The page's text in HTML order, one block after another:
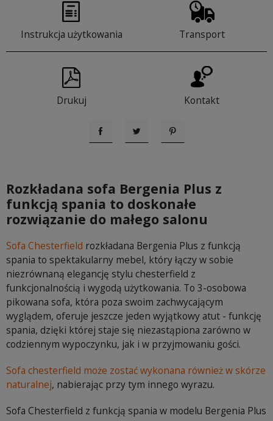
Instrukcja użytkowania Transport
Drukuj Kontakt
UdostępnijTweetujPinterest
Rozkładana sofa Bergenia Plus z
funkcją spania to doskonałe
rozwiązanie do małego salonu
Sofa Chesterfield rozkładana Bergenia Plus z funkcją
spania to spektakularny mebel, który łączy w sobie
niezrównaną elegancję stylu chesterfield z
funkcjonalnością i wygodą użytkowania. To 3-osobowa
pikowana sofa, która poza swoim zachwycającym
wyglądem, oferuje jeszcze jeden wyjątkowy atut - funkcję
spania, dzięki której staje się niezastąpiona zarówno w
codziennym wypoczynku, jak i w przyjmowaniu gości.
Sofa chesterfield może zostać wykonana również w skórze
naturalnej, nabierając przy tym innego wyrazu.
Sofa Chesterfield z funkcją spania w modelu Bergenia Plus